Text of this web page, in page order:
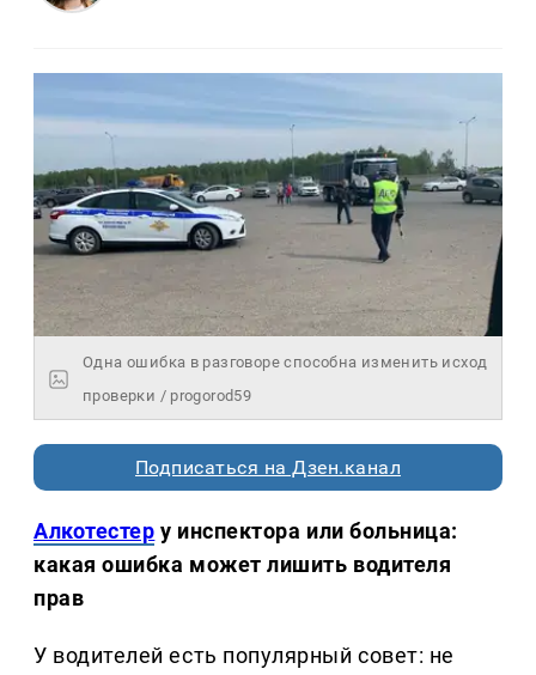
Одна ошибка в разговоре способна изменить исход
проверки / progorod59
Подписаться на Дзен.канал
Алкотестер у инспектора или больница:
какая ошибка может лишить водителя
прав
У водителей есть популярный совет: не